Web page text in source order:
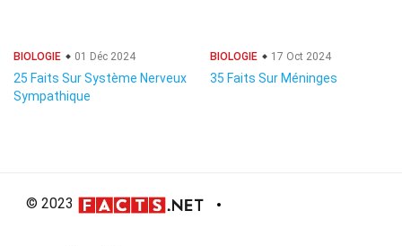
BIOLOGIE 01 Déc 2024
25 Faits Sur Système Nerveux
Sympathique
BIOLOGIE 17 Oct 2024
35 Faits Sur Méninges
© 2023